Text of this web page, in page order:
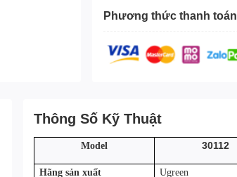
Phương thức thanh toán
Thông Số Kỹ Thuật
Model 30112
Hãng sản xuất Ugreen